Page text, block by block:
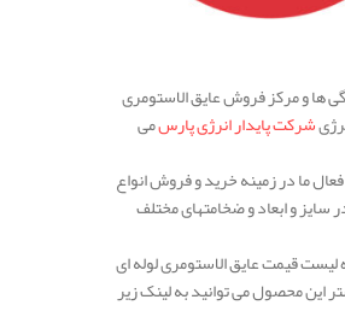
ها و مرکز فروش عایق الاستومری
شرکت پایدار انرژی پارسمی
ما در زمینه خرید و فروش انواع
سایز و ابعاد و ضخامتهای مختلف
قیمت عایق الاستومری لوله ای
این محصول می توانید به لینک زیر